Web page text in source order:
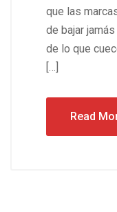
que las
de bajar
de lo que
[…]
Read